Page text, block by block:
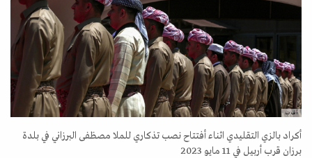
أ ف ب
أكراد بالزي التقليدي اثناء أفتتاح نصب تذكاري للملا مصظفى البرزاني في بلدة
برزان قرب أربيل في 11 مايو 2023